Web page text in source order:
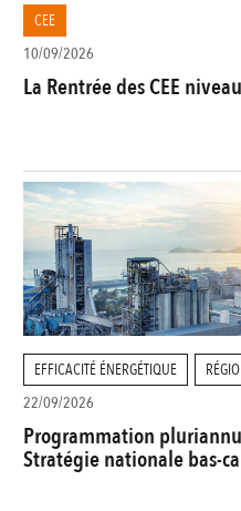
CEE
10/09/2026
La Rentrée des CEE
EFFICACITÉ ÉNERGÉTIQUE
22/09/2026
Programmation
Stratégie nationale bas-